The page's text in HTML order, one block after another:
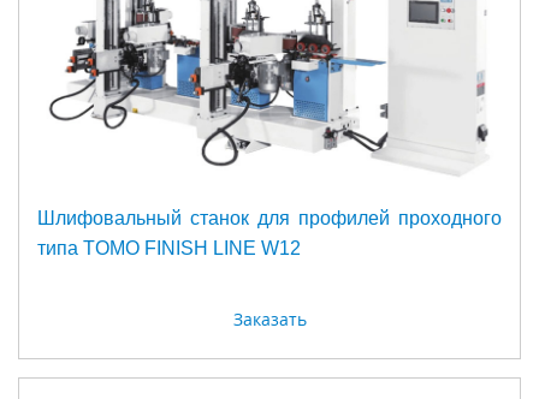
Шлифовальный станок для профилей проходного
типа TOMO FINISH LINE W12
Заказать